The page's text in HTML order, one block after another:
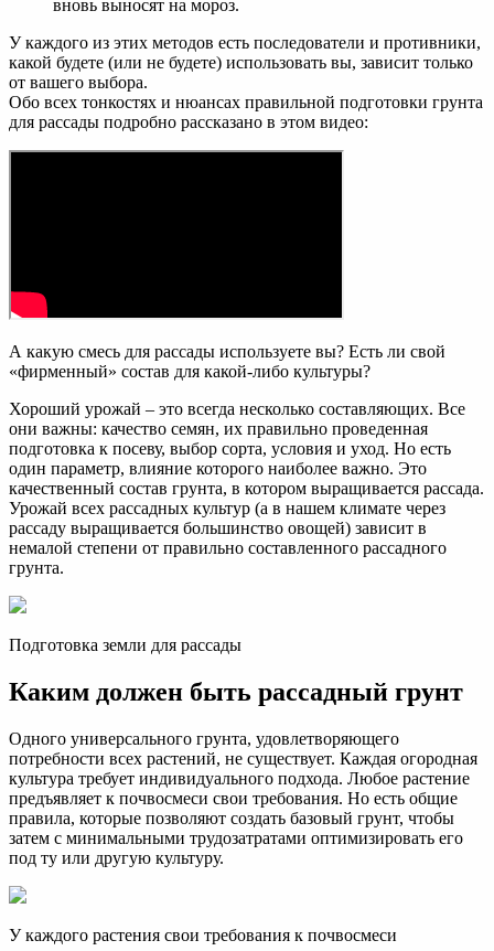
вновь выносят на мороз.
У каждого из этих методов есть последователи и противники,
какой будете (или не будете) использовать вы, зависит только
от вашего выбора.
Обо всех тонкостях и нюансах правильной подготовки грунта
для рассады подробно рассказано в этом видео:
А какую смесь для рассады используете вы? Есть ли свой
«фирменный» состав для какой-либо культуры?
Хороший урожай – это всегда несколько составляющих. Все
они важны: качество семян, их правильно проведенная
подготовка к посеву, выбор сорта, условия и уход. Но есть
один параметр, влияние которого наиболее важно. Это
качественный состав грунта, в котором выращивается рассада.
Урожай всех рассадных культур (а в нашем климате через
рассаду выращивается большинство овощей) зависит в
немалой степени от правильно составленного рассадного
грунта.
Подготовка земли для рассады
Каким должен быть рассадный грунт
Одного универсального грунта, удовлетворяющего
потребности всех растений, не существует. Каждая огородная
культура требует индивидуального подхода. Любое растение
предъявляет к почвосмеси свои требования. Но есть общие
правила, которые позволяют создать базовый грунт, чтобы
затем с минимальными трудозатратами оптимизировать его
под ту или другую культуру.
У каждого растения свои требования к почвосмеси